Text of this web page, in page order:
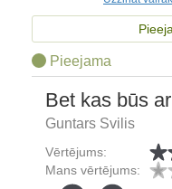
Pieejama
Bet kas būs
Guntars Svilis
Vērtējums:
Mans vērtējums: